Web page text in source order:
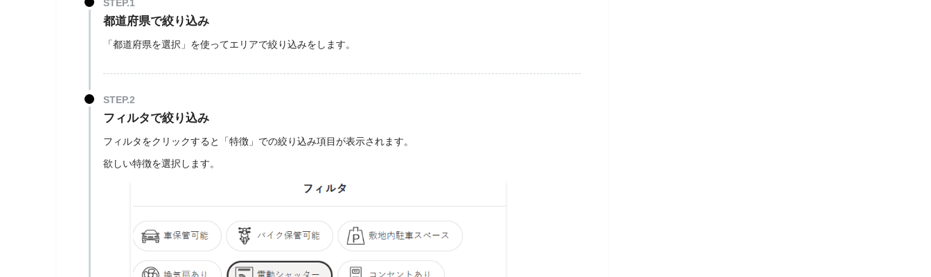
都道府県で絞り込み
「都道府県を選択」を使ってエリアで絞り込みをします。
フィルタで絞り込み
フィルタをクリックすると「特徴」での絞り込み項目が表示されます。
欲しい特徴を選択します。